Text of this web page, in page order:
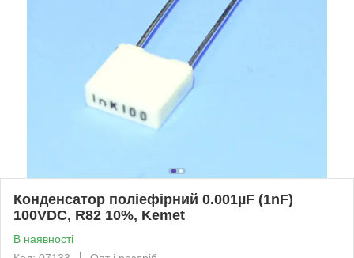
Конденсатор поліефірний 0.001µF (1nF)
100VDC, R82 10%, Kemet
В наявності